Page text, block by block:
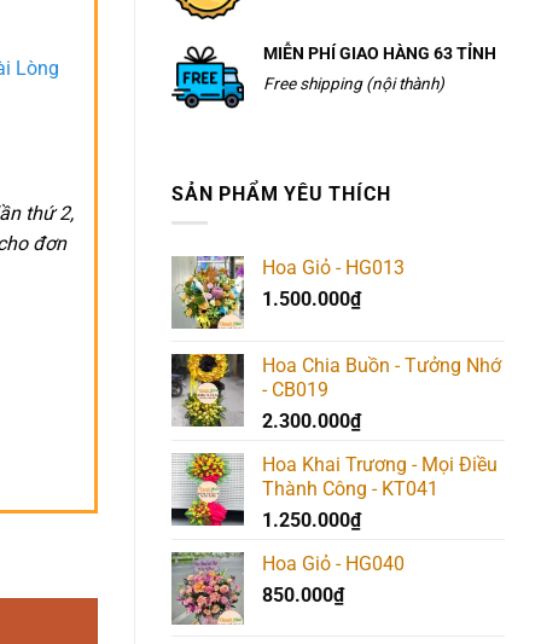
MIỄN PHÍ GIAO HÀNG 63 TỈNH
Free shipping (nội thành)
SẢN PHẨM YÊU THÍCH
Hoa Giỏ - HG013
1.500.000₫
Hoa Chia Buồn - Tưởng Nhớ
- CB019
2.300.000₫
Hoa Khai Trương - Mọi Điều
Thành Công - KT041
1.250.000₫
Hoa Giỏ - HG040
850.000₫
Lòng
thứ 2,
đơn